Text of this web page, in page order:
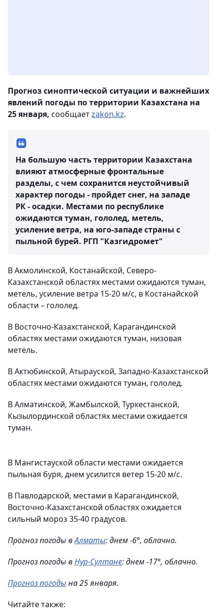
Прогноз синоптической ситуации и важнейших
явлений погоды по территории Казахстана на
25 января, сообщаетzakon.kz.
На большую часть территории Казахстана
влияют атмосферные фронтальные
разделы, с чем сохранится неустойчивый
характер погоды - пройдет снег, на западе
РК - осадки. Местами по республике
ожидаются туман, гололед, метель,
усиление ветра, на юго-западе страны с
пыльной бурей. РГП "Казгидромет"
В Акмолинской, Костанайской, Северо-
Казахстанской областях местами ожидаются туман,
метель, усиление ветра 15-20 м/с, в Костанайской
области – гололед.
В Восточно-Казахстанской, Карагандинской
областях местами ожидаются туман, низовая
метель.
В Актюбинской, Атырауской, Западно-Казахстанской
областях местами ожидаются туман, гололед.
В Алматинской, Жамбылской, Туркестанской,
Кызылординской областях местами ожидается
туман.
В Мангистауской области местами ожидается
пыльная буря, днем усилится ветер 15-20 м/с.
В Павлодарской, местами в Карагандинской,
Восточно-Казахстанской областях ожидается
сильный мороз 35-40 градусов.
Прогноз погоды вАлматы: днем -6°, облачно.
Прогноз погоды вНур-Султане: днем -17°, облачно.
Прогноз погоды на 25 января.
Читайте также: